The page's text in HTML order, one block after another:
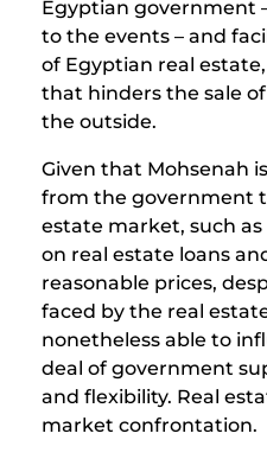
Egyptian government
to the events – and
of Egyptian real
that hinders the sale
the outside.
Given that Mohsenah
from the government
estate market, such
on real estate loans
reasonable prices,
faced by the real
nonetheless able to
deal of government
and flexibility. Real
market confrontation.